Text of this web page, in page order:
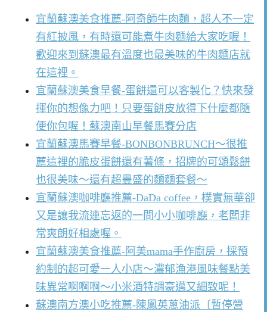
宜蘭蘇澳美食推薦-阿奇師牛肉麵，超人不一定
有紅披風，有時還可能煮牛肉麵給大家吃喔！
歡迎來到蘇澳最有溫度也最美味的牛肉麵店就
在這裡。
宜蘭蘇澳美食早餐-蛋餅還可以客製化？快來發
揮你的想像力吧！只要蛋餅皮放得下什麼都隨
便你包喔！蘇澳南山早餐馬賽分店
宜蘭蘇澳馬賽早餐-BONBONBRUNCH～很推
薦這裡的脆皮蛋餅還有薯條，招牌的可頌鬆餅
也很美味～還有超豐盛的麵麵套餐～
宜蘭蘇澳咖啡廳推薦-DaDa coffee，樸實無華卻
又是讓我流連忘返的一間小小咖啡廳，老闆非
常爽朗好相處喔。
宜蘭蘇澳美食推薦-阿美mama手作廚房，採預
約制的超可愛一人小店～濃郁漁港風味餐點美
味異常啊啊啊～小米酒特調豪邁又細致呢！
蘇澳南方澳小吃推薦-陳鳳英蔥油派〔暫停營